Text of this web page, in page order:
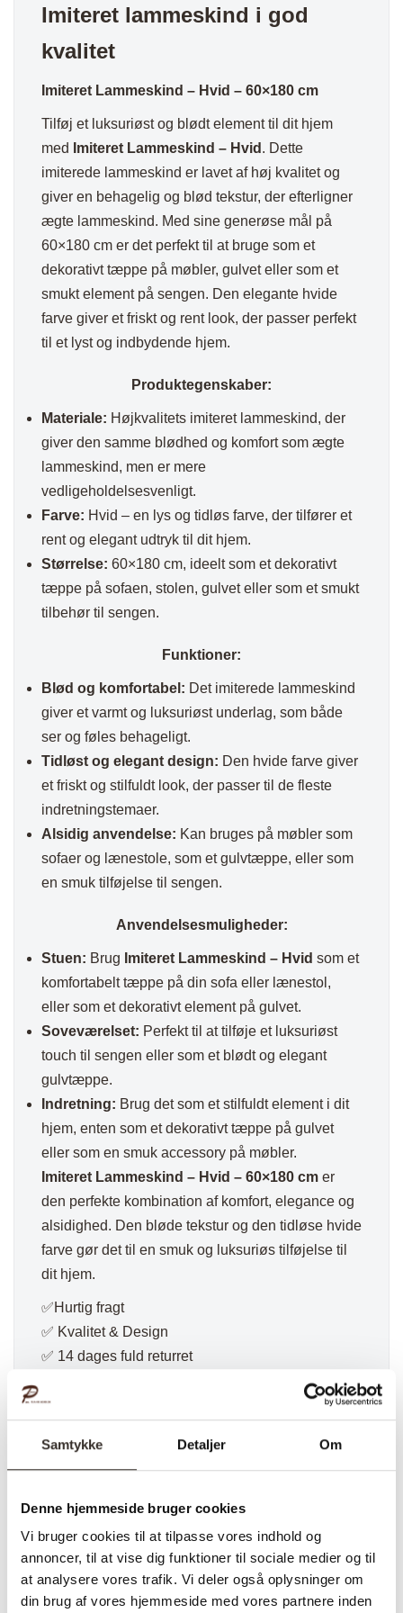
Samtykke Detaljer Om
Denne hjemmeside bruger cookies
Vi bruger cookies til at tilpasse vores indhold og
annoncer, til at vise dig funktioner til sociale medier og til
at analysere vores trafik. Vi deler også oplysninger om
din brug af vores hjemmeside med vores partnere inden
Imiteret lammeskind i god
kvalitet
Imiteret Lammeskind – Hvid – 60×180 cm
Tilføj et luksuriøst og blødt element til dit hjem
med
Imiteret Lammeskind – Hvid . Dette
imiterede lammeskind er lavet af høj kvalitet og
giver en behagelig og blød tekstur, der efterligner
ægte lammeskind. Med sine generøse mål på
60×180 cm er det perfekt til at bruge som et
dekorativt tæppe på møbler, gulvet eller som et
smukt element på sengen. Den elegante hvide
farve giver et friskt og rent look, der passer perfekt
til et lyst og indbydende hjem.
Produktegenskaber:
Materiale: Højkvalitets imiteret lammeskind, der
giver den samme blødhed og komfort som ægte
lammeskind, men er mere
vedligeholdelsesvenligt.
Farve: Hvid – en lys og tidløs farve, der tilfører et
rent og elegant udtryk til dit hjem.
Størrelse: 60×180 cm, ideelt som et dekorativt
tæppe på sofaen, stolen, gulvet eller som et smukt
tilbehør til sengen.
Funktioner:
Blød og komfortabel: Det imiterede lammeskind
giver et varmt og luksuriøst underlag, som både
ser og føles behageligt.
Tidløst og elegant design: Den hvide farve giver
et friskt og stilfuldt look, der passer til de fleste
indretningstemaer.
Alsidig anvendelse: Kan bruges på møbler som
sofaer og lænestole, som et gulvtæppe, eller som
en smuk tilføjelse til sengen.
Anvendelsesmuligheder:
Stuen: Brug Imiteret Lammeskind – Hvid som et
komfortabelt tæppe på din sofa eller lænestol,
eller som et dekorativt element på gulvet.
Soveværelset: Perfekt til at tilføje et luksuriøst
touch til sengen eller som et blødt og elegant
gulvtæppe.
Indretning: Brug det som et stilfuldt element i dit
hjem, enten som et dekorativt tæppe på gulvet
eller som en smuk accessory på møbler.
Imiteret Lammeskind – Hvid – 60×180 cm er
den perfekte kombination af komfort, elegance og
alsidighed. Den bløde tekstur og den tidløse hvide
farve gør det til en smuk og luksuriøs tilføjelse til
dit hjem.
✅Hurtig fragt
✅ Kvalitet & Design
✅ 14 dages fuld returret
✅ Stk pris
Du kan også følge os på Facebook og Instagram
hvor vi lægger nyheder op, der er også billeder fra
vores kunder som har fået leveret deres drømme
plankebord.